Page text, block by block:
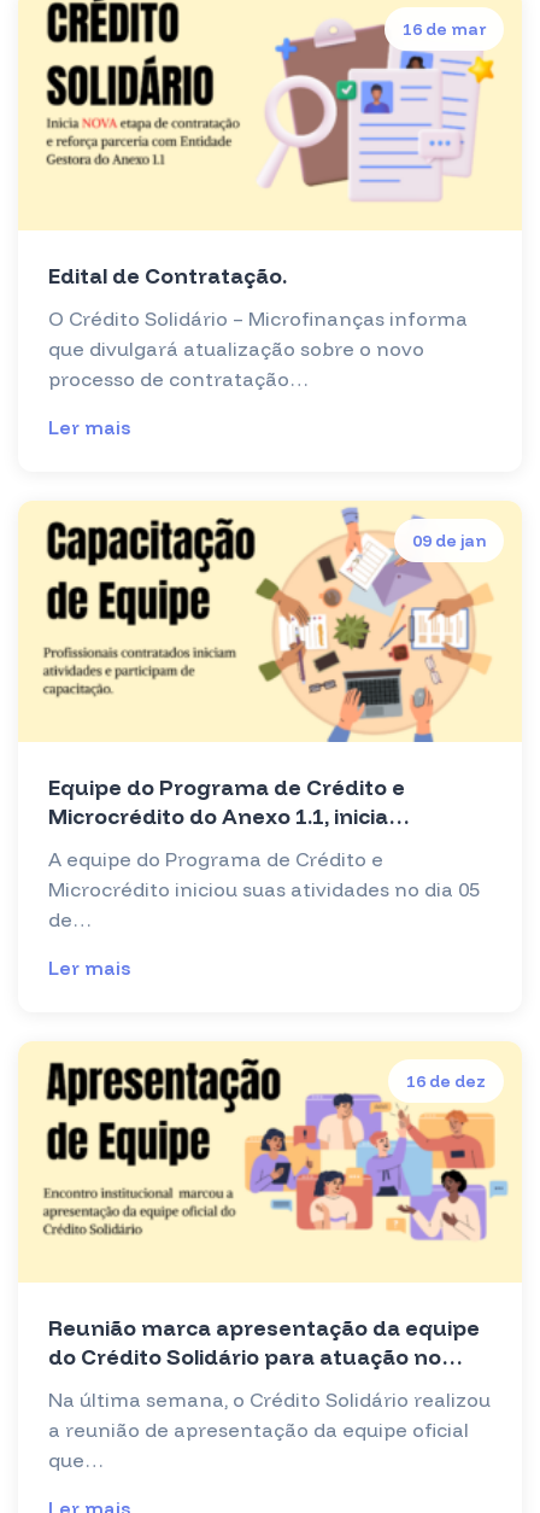
16 de mar
Edital de Contratação.
O Crédito Solidário – Microfinanças informa
que divulgará atualização sobre o novo
processo de contratação…
Ler mais
09 de jan
Equipe do Programa de Crédito e
Microcrédito do Anexo 1.1, inicia
A equipe do Programa de Crédito e
Microcrédito iniciou suas atividades no dia 05
de…
Ler mais
16 de dez
Reunião marca apresentação da equipe
do Crédito Solidário para atuação no
Na última semana, o Crédito Solidário realizou
a reunião de apresentação da equipe oficial
que…